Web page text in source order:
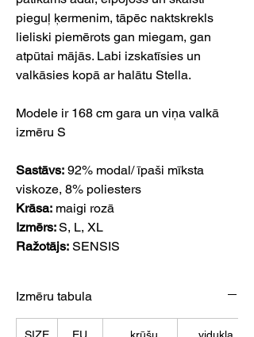
pieguļ ķermenim, tāpēc naktskrekls
lieliski piemērots gan miegam, gan
atpūtai mājās. Labi izskatīsies un
valkāsies kopā ar halātu Stella.
Modele ir 168 cm gara un viņa valkā
izmēru S
Sastāvs: 92% modal/ īpaši mīksta
viskoze, 8% poliesters
Krāsa: maigi rozā
Izmērs:S, L, XL
Ražotājs: SENSIS
Izmēru tabula